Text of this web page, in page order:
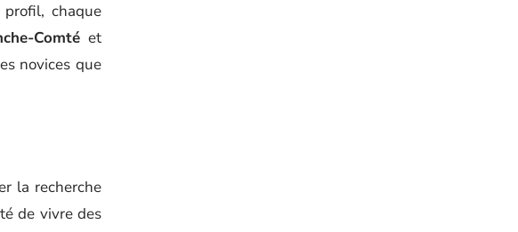
chaque
Comté et
novices que
la recherche
de vivre des